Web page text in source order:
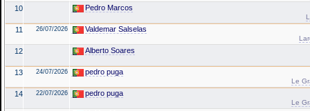
10 Pedro Marcos
11 26/07/2026 Valdemar Salselas
12 Alberto Soares
13 24/07/2026 pedro puga
Le
14 22/07/2026 pedro puga
Le